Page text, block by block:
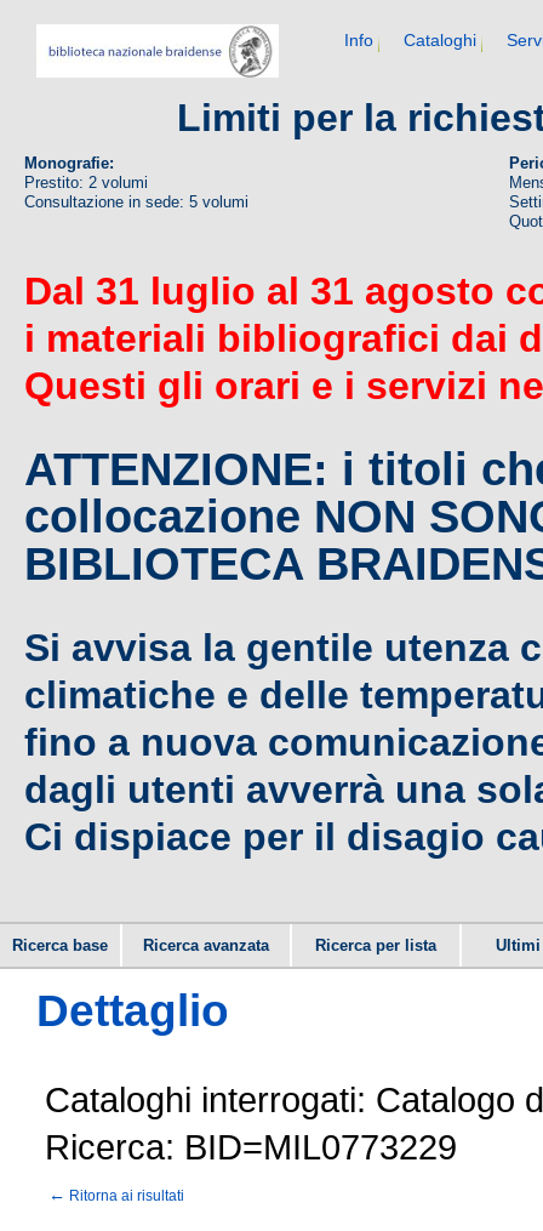
Info Cataloghi
Limiti per la
Monografie:
Prestito: 2 volumi
Consultazione in sede: 5 volumi
Dal 31 luglio al 31 agosto
i materiali bibliografici dai
Questi gli orari e i servizi
ATTENZIONE: i titoli
collocazione NON
BIBLIOTECA
Si avvisa la gentile utenza
climatiche e delle
fino a nuova
dagli utenti avverrà una
Ci dispiace per il disagio
Ricerca base Ricerca avanzata Ricerca per lista
Dettaglio
Cataloghi interrogati: Catalogo
Ricerca: BID=MIL0773229
← Ritorna ai risultati